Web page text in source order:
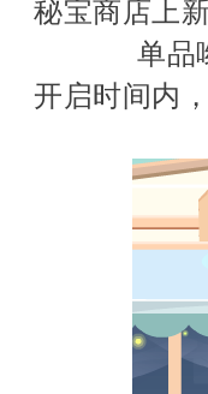
秘宝商店上
单品
开启时间内